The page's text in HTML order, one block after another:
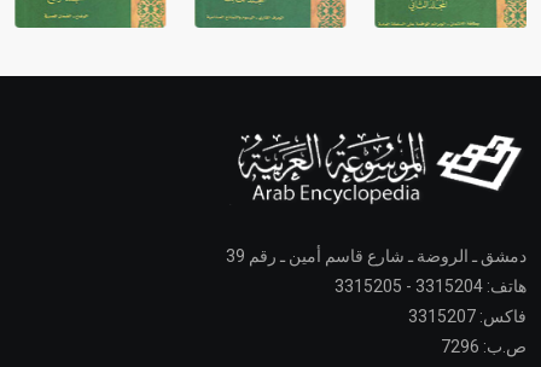
دمشق ـ الروضة ـ شارع قاسم أمين ـ رقم 39
هاتف: 3315204 - 3315205
فاكس: 3315207
ص.ب: 7296